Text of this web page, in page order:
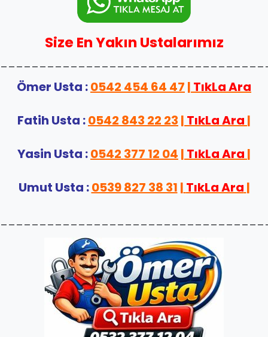
Size En Yakın Ustalarımız
Ömer Usta :0542 454 64 47 | TıkLa Ara
Fatih Usta :0542 843 22 23 | TıkLa Ara |
Yasin Usta :0542 377 12 04 | TıkLa Ara |
Umut Usta :0539 827 38 31 | TıkLa Ara |